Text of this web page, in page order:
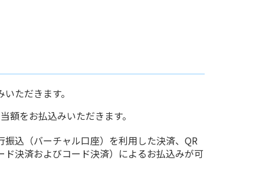
ただきます。
をお払込みいただきます。
込（バーチャル口座）を利用した決済、QR
決済およびコード決済）によるお払込みが可